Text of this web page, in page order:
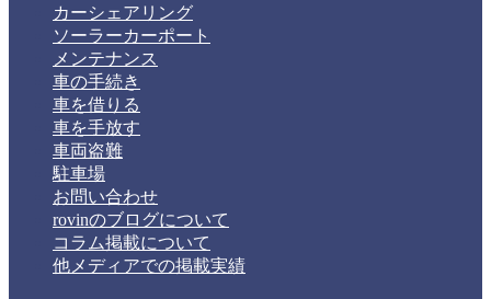
カーシェアリング
ソーラーカーポート
メンテナンス
車の手続き
車を借りる
車を手放す
車両盗難
駐車場
お問い合わせ
rovinのブログについて
コラム掲載について
他メディアでの掲載実績